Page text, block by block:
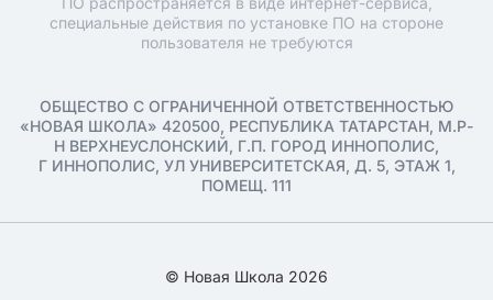
специальные действия по установке ПО на стороне
пользователя не требуются
ОБЩЕСТВО С ОГРАНИЧЕННОЙ ОТВЕТСТВЕННОСТЬЮ
«НОВАЯ ШКОЛА» 420500, РЕСПУБЛИКА ТАТАРСТАН, М.Р-
Н ВЕРХНЕУСЛОНСКИЙ, Г.П. ГОРОД ИННОПОЛИС,
Г ИННОПОЛИС, УЛ УНИВЕРСИТЕТСКАЯ, Д. 5, ЭТАЖ 1,
ПОМЕЩ. 111
© Новая Школа 2026